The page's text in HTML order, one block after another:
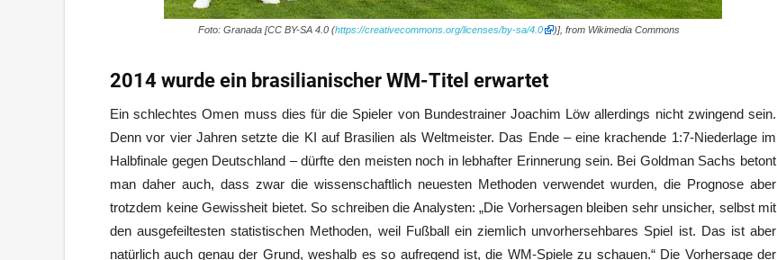
Foto: Granada [CC BY-SA 4.0 (https://creativecommons.org/licenses/by-sa/4.0 )], from Wikimedia Commons
2014 wurde ein brasilianischer WM-Titel erwartet
Ein schlechtes Omen muss dies für die Spieler von Bundestrainer Joachim Löw allerdings nicht zwingend sein.
Denn vor vier Jahren setzte die KI auf Brasilien als Weltmeister. Das Ende – eine krachende 1:7-Niederlage im
Halbfinale gegen Deutschland – dürfte den meisten noch in lebhafter Erinnerung sein. Bei Goldman Sachs betont
man daher auch, dass zwar die wissenschaftlich neuesten Methoden verwendet wurden, die Prognose aber
trotzdem keine Gewissheit bietet. So schreiben die Analysten: „Die Vorhersagen bleiben sehr unsicher, selbst mit
den ausgefeiltesten statistischen Methoden, weil Fußball ein ziemlich unvorhersehbares Spiel ist. Das ist aber
natürlich auch genau der Grund, weshalb es so aufregend ist, die WM-Spiele zu schauen.“ Die Vorhersage der